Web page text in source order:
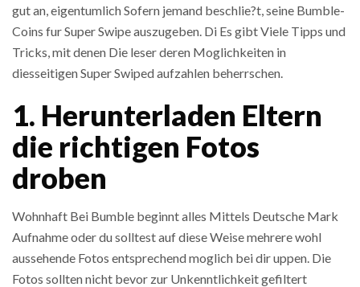
gut an, eigentumlich Sofern jemand beschlie?t, seine Bumble-
Coins fur Super Swipe auszugeben. Di Es gibt Viele Tipps und
Tricks, mit denen Die leser deren Moglichkeiten in
diesseitigen Super Swiped aufzahlen beherrschen.
1. Herunterladen Eltern
die richtigen Fotos
droben
Wohnhaft Bei Bumble beginnt alles Mittels Deutsche Mark
Aufnahme oder du solltest auf diese Weise mehrere wohl
aussehende Fotos entsprechend moglich bei dir uppen. Die
Fotos sollten nicht bevor zur Unkenntlichkeit gefiltert